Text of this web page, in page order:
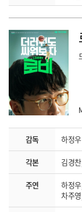
감독 하정우
각본 김경
주연
하정
차주